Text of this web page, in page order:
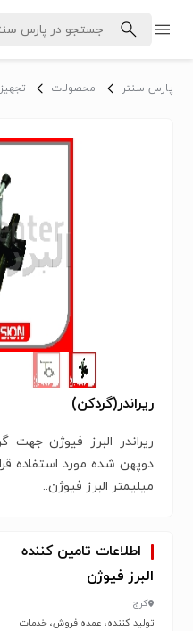
پارس سنتر محصولات
ریراندر(گردکن)
ریراندر البرز فیوژن جهت
میلیمتر البرز فیوژن..
اطلاعات تامین کننده
البرز فیوژن
کرج
تولید کننده، عمده فروش، خدمات